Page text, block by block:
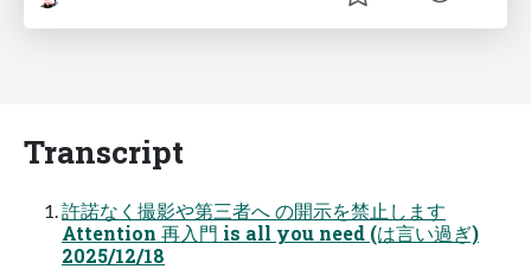
Transcript
許諾なく撮影や第三者へ の開示を禁止します
Attention 再入門 is all you need (は言い過ぎ)
2025/12/18